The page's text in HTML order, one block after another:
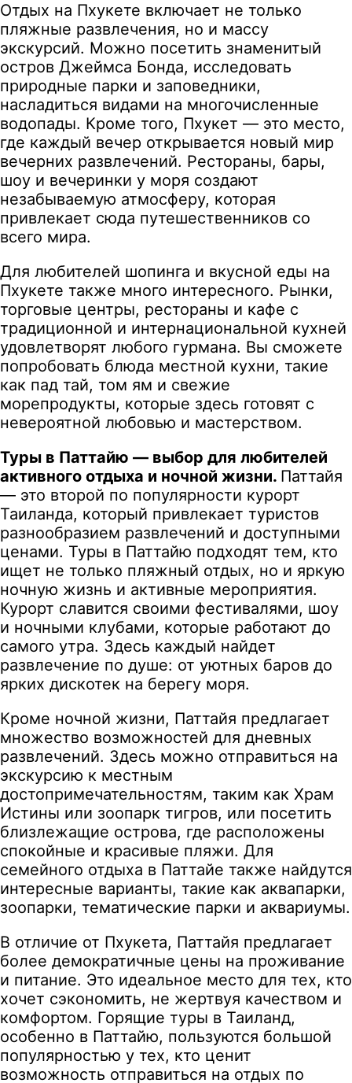
Отдых на Пхукете включает не только
пляжные развлечения, но и массу
экскурсий. Можно посетить знаменитый
остров Джеймса Бонда, исследовать
природные парки и заповедники,
насладиться видами на многочисленные
водопады. Кроме того, Пхукет — это место,
где каждый вечер открывается новый мир
вечерних развлечений. Рестораны, бары,
шоу и вечеринки у моря создают
незабываемую атмосферу, которая
привлекает сюда путешественников со
всего мира.
Для любителей шопинга и вкусной еды на
Пхукете также много интересного. Рынки,
торговые центры, рестораны и кафе с
традиционной и интернациональной кухней
удовлетворят любого гурмана. Вы сможете
попробовать блюда местной кухни, такие
как пад тай, том ям и свежие
морепродукты, которые здесь готовят с
невероятной любовью и мастерством.
Туры в Паттайю — выбор для любителей
активного отдыха и ночной жизни. Паттайя
— это второй по популярности курорт
Таиланда, который привлекает туристов
разнообразием развлечений и доступными
ценами. Туры в Паттайю подходят тем, кто
ищет не только пляжный отдых, но и яркую
ночную жизнь и активные мероприятия.
Курорт славится своими фестивалями, шоу
и ночными клубами, которые работают до
самого утра. Здесь каждый найдет
развлечение по душе: от уютных баров до
ярких дискотек на берегу моря.
Кроме ночной жизни, Паттайя предлагает
множество возможностей для дневных
развлечений. Здесь можно отправиться на
экскурсию к местным
достопримечательностям, таким как Храм
Истины или зоопарк тигров, или посетить
близлежащие острова, где расположены
спокойные и красивые пляжи. Для
семейного отдыха в Паттайе также найдутся
интересные варианты, такие как аквапарки,
зоопарки, тематические парки и аквариумы.
В отличие от Пхукета, Паттайя предлагает
более демократичные цены на проживание
и питание. Это идеальное место для тех, кто
хочет сэкономить, не жертвуя качеством и
комфортом. Горящие туры в Таиланд,
особенно в Паттайю, пользуются большой
популярностью у тех, кто ценит
возможность отправиться на отдых по